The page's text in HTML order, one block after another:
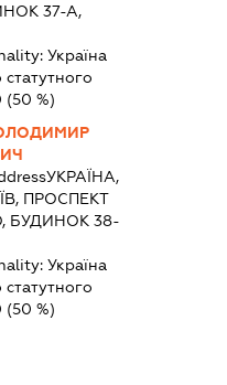
37-А,
Україна
(50 %)
УКРАЇНА,
ПРОСПЕКТ
БУДИНОК 38-
Україна
(50 %)